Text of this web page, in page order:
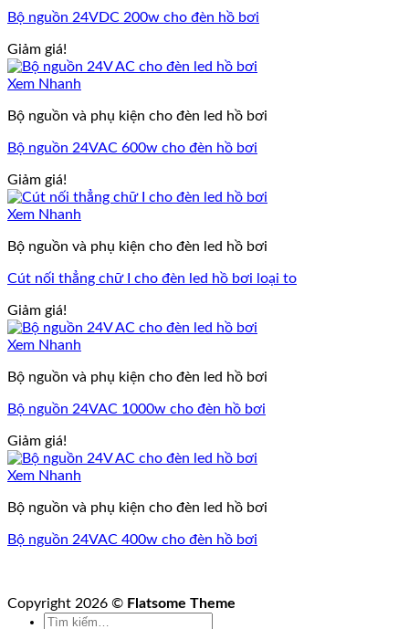
Bộ nguồn 24VDC 200w cho đèn hồ bơi
Giảm giá!
Xem Nhanh
Bộ nguồn và phụ kiện cho đèn led hồ bơi
Bộ nguồn 24VAC 600w cho đèn hồ bơi
Giảm giá!
Xem Nhanh
Bộ nguồn và phụ kiện cho đèn led hồ bơi
Cút nối thẳng chữ I cho đèn led hồ bơi loại to
Giảm giá!
Xem Nhanh
Bộ nguồn và phụ kiện cho đèn led hồ bơi
Bộ nguồn 24VAC 1000w cho đèn hồ bơi
Giảm giá!
Xem Nhanh
Bộ nguồn và phụ kiện cho đèn led hồ bơi
Bộ nguồn 24VAC 400w cho đèn hồ bơi
Copyright 2026 © Flatsome Theme
Tìm